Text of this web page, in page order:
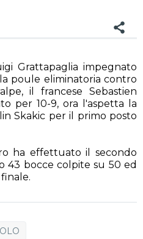
Grattapaglia impegnato
poule eliminatoria contro
il francese Sebastien
per 10-9, ora l'aspetta la
Skakic per il primo posto
ha effettuato il secondo
43 bocce colpite su 50 ed